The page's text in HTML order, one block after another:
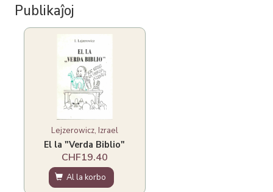
Publikaĵoj
Lejzerowicz, Izrael
El la "Verda Biblio"
CHF19.40
Al la korbo